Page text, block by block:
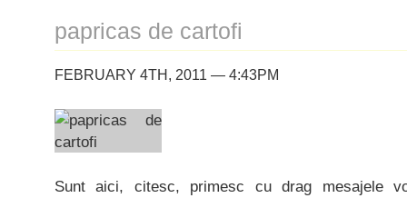
papricas de cartofi
FEBRUARY 4TH, 2011 — 4:43PM
Sunt aici, citesc, primesc cu drag mesajele